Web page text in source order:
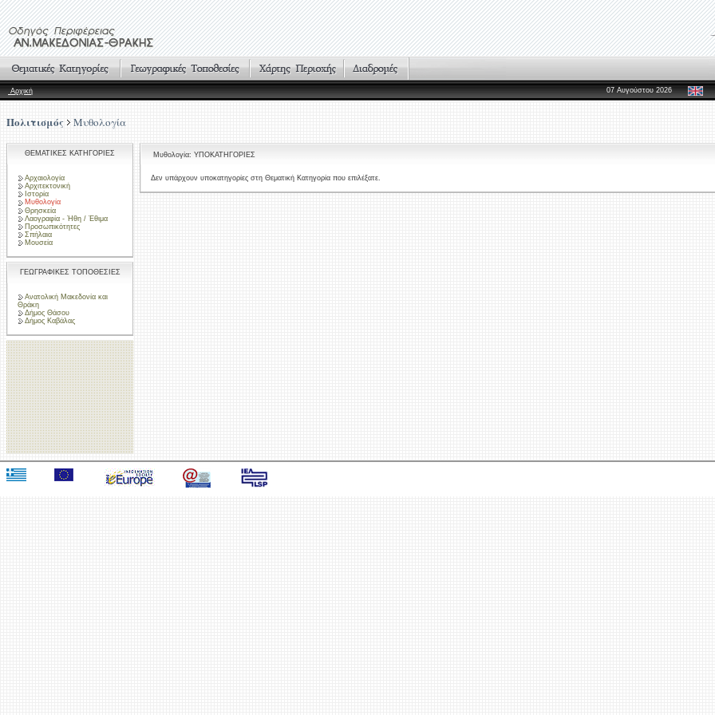
Αρχική 07 Αυγούστου 2026
Πολιτισμός Μυθολογία
ΘΕΜΑΤΙΚΕΣ ΚΑΤΗΓΟΡΙΕΣ
Αρχαιολογία
Αρχιτεκτονική
Ιστορία
Μυθολογία
Θρησκεία
Λαογραφία - Ήθη / Έθιμα
Προσωπικότητες
Σπήλαια
Μουσεία
ΓΕΩΓΡΑΦΙΚΕΣ ΤΟΠΟΘΕΣΙΕΣ
Ανατολική Μακεδονία και
Θράκη
Δήμος Θάσου
Δήμος Καβάλας
Μυθολογία: ΥΠΟΚΑΤΗΓΟΡΙΕΣ
Δεν υπάρχουν υποκατηγορίες στη Θεματική Κατηγορία που επιλέξατε.